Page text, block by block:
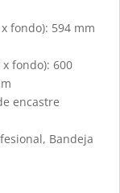
fondo): 594 mm
fondo): 600
encastre
Bandeja